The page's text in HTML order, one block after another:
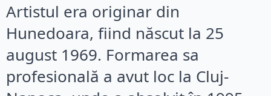
Artistul era originar din
Hunedoara, fiind născut la 25
august 1969. Formarea sa
profesională a avut loc la Cluj-